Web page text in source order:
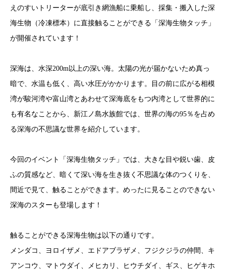
えのすいトリーターが底引き網漁船に乗船し、採集・搬入した深
海生物（冷凍標本）に直接触ることができる「深海生物タッチ」
が開催されています！
深海は、水深200m以上の深い海。太陽の光が届かないため真っ
暗で、水温も低く、高い水圧がかかります。目の前に広がる相模
湾が駿河湾や富山湾とあわせて深海底をもつ内湾として世界的に
も有名なことから、新江ノ島水族館では、世界の海の95％を占め
る深海の不思議な世界を紹介しています。
今回のイベント「深海生物タッチ」では、大きな目や鋭い歯、皮
ふの質感など、暗くて深い海を生き抜く不思議な体のつくりを、
間近で見て、触ることができます。めったに見ることのできない
深海のスターも登場します！
触ることができる深海生物は以下の通りです。
メンダコ、ヨロイザメ、エドアブラザメ、フジクジラの仲間、キ
アンコウ、マトウダイ、メヒカリ、ヒウチダイ、ギス、ヒゲキホ